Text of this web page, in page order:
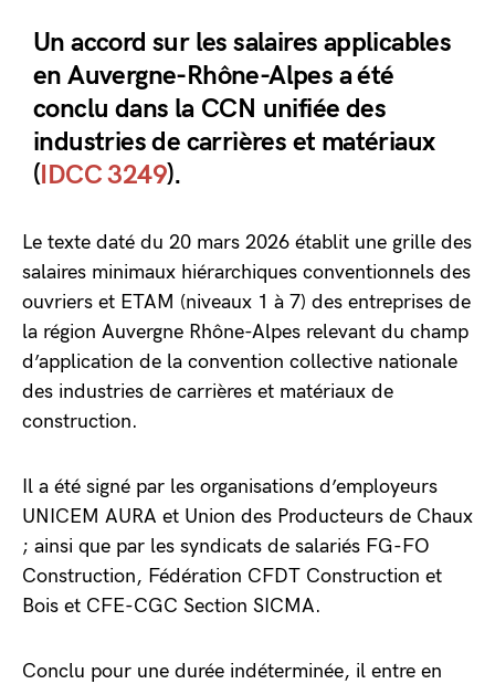
Un accord sur les salaires applicables
en Auvergne-Rhône-Alpes a été
conclu dans la CCN unifiée des
industries de carrières et matériaux
(IDCC 3249).
Le texte daté du 20 mars 2026 établit une grille des
salaires minimaux hiérarchiques conventionnels des
ouvriers et ETAM (niveaux 1 à 7) des entreprises de
la région Auvergne Rhône-Alpes relevant du champ
d’application de la convention collective nationale
des industries de carrières et matériaux de
construction.
Il a été signé par les organisations d’employeurs
UNICEM AURA et Union des Producteurs de Chaux
; ainsi que par les syndicats de salariés FG-FO
Construction, Fédération CFDT Construction et
Bois et CFE-CGC Section SICMA.
Conclu pour une durée indéterminée, il entre en